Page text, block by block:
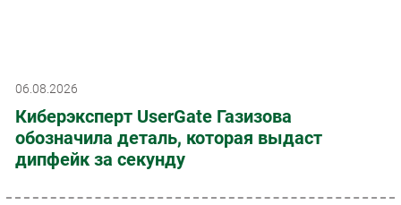
06.08.2026
Киберэксперт UserGate Газизова
обозначила деталь, которая выдаст
дипфейк за секунду